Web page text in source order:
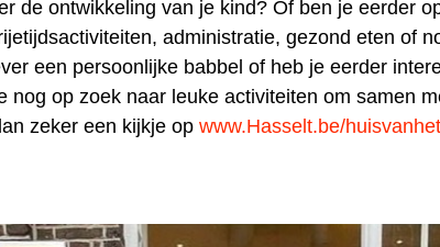
de ontwikkeling van je kind? Of ben je eerder
administratie, gezond eten of
een persoonlijke babbel of heb je eerder
nog op zoek naar leuke activiteiten om samen
zeker een kijkje op www.Hasselt.be/